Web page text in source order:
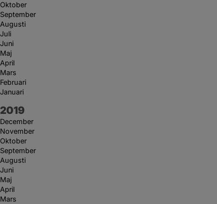
Oktober
September
Augusti
Juli
Juni
Maj
April
Mars
Februari
Januari
År:
2019
December
November
Oktober
September
Augusti
Juni
Maj
April
Mars